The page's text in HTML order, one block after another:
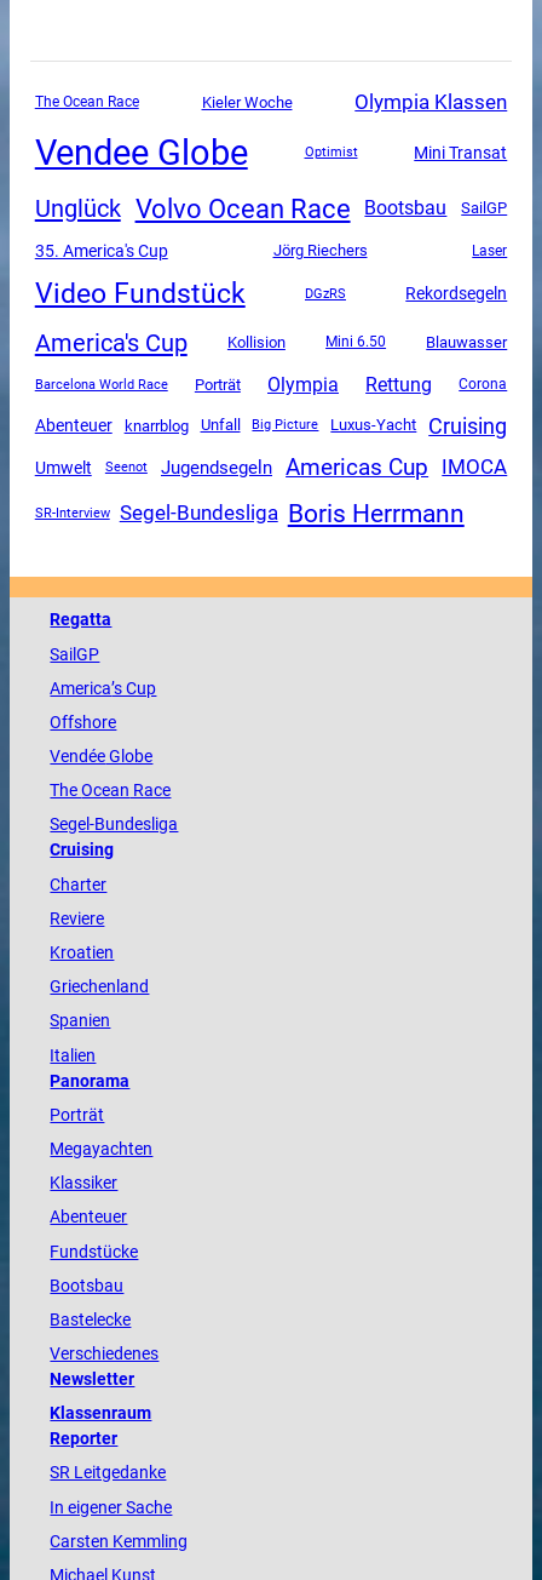
The Ocean Race Kieler Woche Olympia Klassen
Vendee Globe Optimist Mini Transat
Unglück Volvo Ocean Race Bootsbau SailGP
35. America's Cup Jörg Riechers Laser
Video Fundstück DGzRS Rekordsegeln
America's Cup Kollision Mini 6.50 Blauwasser
Barcelona World Race Porträt Olympia Rettung Corona
Abenteuer knarrblog Unfall Big Picture Luxus-Yacht Cruising
Umwelt Seenot Jugendsegeln Americas Cup IMOCA
SR-Interview Segel-Bundesliga Boris Herrmann
Regatta
SailGP
America’s Cup
Offshore
VendéeGlobe
TheOcean Race
Segel-Bundesliga
Cruising
Charter
Reviere
Kroatien
Griechenland
Spanien
Italien
Panorama
Porträt
Megayachten
Klassiker
Abenteuer
Fundstücke
Bootsbau
Bastelecke
Verschiedenes
Newsletter
Klassenraum
Reporter
SR Leitgedanke
In eigener Sache
Carsten Kemmling
Michael Kunst